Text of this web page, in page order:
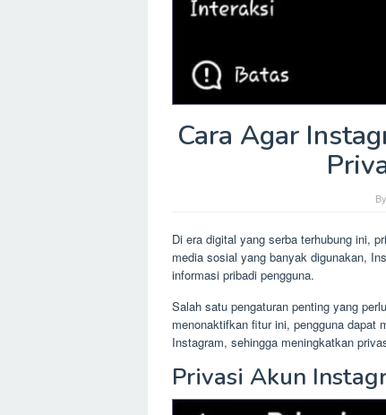
Cara Agar
By
Di era digital yang serba terhubung ini,
media sosial yang banyak digunakan,
informasi pribadi pengguna.
Salah satu pengaturan penting yang
menonaktifkan fitur ini, pengguna dapat
Instagram, sehingga meningkatkan
Privasi Akun